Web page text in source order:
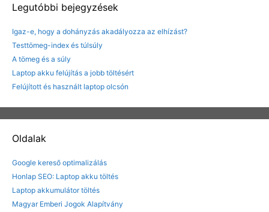
Legutóbbi bejegyzések
Igaz-e, hogy a dohányzás akadályozza az elhízást?
Testtömeg-index és túlsúly
A tömeg és a súly
Laptop akku felújítás a jobb töltésért
Felújított és használt laptop olcsón
Oldalak
Google kereső optimalizálás
Honlap SEO: Laptop akku töltés
Laptop akkumulátor töltés
Magyar Emberi Jogok Alapítvány